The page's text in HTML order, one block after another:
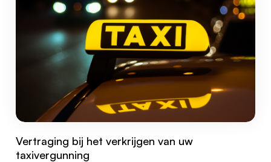
Vertraging bij het verkrijgen van uw
taxivergunning